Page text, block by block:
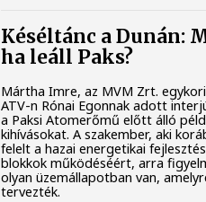
Késéltánc a Dunán:
ha leáll Paks?
Mártha Imre, az MVM Zrt.
ATV-n Rónai Egonnak adott
a Paksi Atomerőmű előtt álló
kihívásokat. A szakember, aki
felelt a hazai energetikai
blokkok működéséért, arra
olyan üzemállapotban van,
tervezték.